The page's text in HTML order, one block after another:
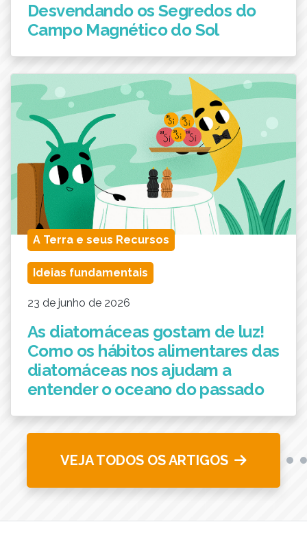
Desvendando os Segredos do
Campo Magnético do Sol
A Terra e seus Recursos
Ideias fundamentais
23 de junho de 2026
As diatomáceas gostam de luz!
Como os hábitos alimentares das
diatomáceas nos ajudam a
entender o oceano do passado
VEJA TODOS OS ARTIGOS